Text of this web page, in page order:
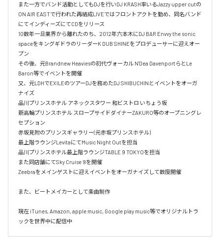
また一方でバンド活動としてもDJを行いDJ KRASH率いるJazzy upper cutの
ON AIR EASTで行われた再結成LIVEではフロントアクトを勤め、同名バンド
にてインディーズにてCDをリリース
10数年一旦業界から離れたのち、2012年六本木にDJ BAR Envvy the sonic
spaceをキングギドラのリーダーK DUB SHINEをプロデューサーに迎えオー
プン
その後、元Brandnew Heaviesの初代ヴォーカル N'Dea DavenportらとLe
Baron等でイベントを開催
又、元LDHでEXILEのツアーDJを務めたDJ SHIBUCHINとイベントをオーガ
ナイズ
品川プリンスホテル アネックスタワー 和ビストロ いちょう坂
新高輪プリンスホテル スロープサイドダイナーZAKURO等のオープニングレ
セプション
赤坂見附のプリンスギャラリー(元赤坂プリンスホテル)
最上階ラウンジLevitaにてMusic Night Outを担当
品川プリンスホテル最上階ラウンジTABLE 9 TOKYOを担当
また同店舗にてSky Cruise 9を開催
Zeebraをメインゲストに迎えイベントをオーガナイズして数度開催
また、ビートメイカーとして楽曲制作
現在 iTunes, Amazon, apple music, Google play music等でオリジナルトラ
ックを世界中に配信中